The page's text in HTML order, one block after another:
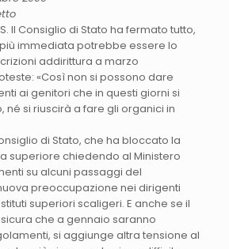
Il Consiglio di Stato ha fermato tutto,
immediata potrebbe essere lo
addirittura a marzo
«Così non si possono dare
ai genitori che in questi giorni si
né si riuscirà a fare gli organici in
di Stato, che ha bloccato la
superiore chiedendo al Ministero
su alcuni passaggi del
preoccupazione nei dirigenti
superiori scaligeri. E anche se il
che a gennaio saranno
si aggiunge altra tensione al